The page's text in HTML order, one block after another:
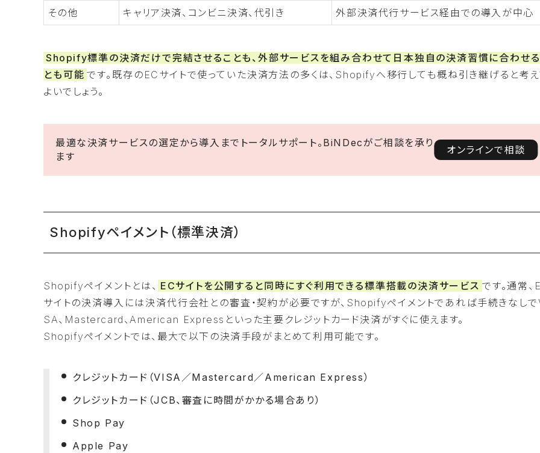
その他 キャリア決済、コンビニ決済、代引き 外部決済代行サービス経由での導入が中心
Shopify標準の決済だけで完結させることも、外部サービスを組み合わせて日本独自の決済習慣に合わせ
とも可能 です。既存のECサイトで使っていた決済方法の多くは、Shopifyへ移行しても概ね引き継げると考
よいでしょう。
最適な決済サービスの選定から導入までトータルサポート。BiNDecがご相談を承り
ます
オンラインで相談
Shopifyペイメント（標準決済）
Shopifyペイメントとは、 ECサイトを公開すると同時にすぐ利用できる標準搭載の決済サービス です。通常、
サイトの決済導入には決済代行会社との審査・契約が必要ですが、Shopifyペイメントであれば手続きなし
SA、Mastercard、American Expressといった主要クレジットカード決済がすぐに使えます。
Shopifyペイメントでは、最大で以下の決済手段がまとめて利用可能です。
クレジットカード（VISA／Mastercard／American Express）
クレジットカード（JCB、審査に時間がかかる場合あり）
Shop Pay
Apple Pay